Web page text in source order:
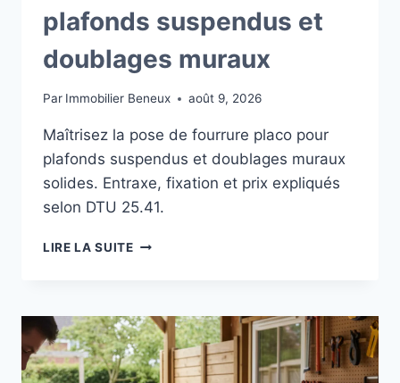
plafonds suspendus et
doublages muraux
Par Immobilier Beneux août 9, 2026
Maîtrisez la pose de fourrure placo pour
plafonds suspendus et doublages muraux
solides. Entraxe, fixation et prix expliqués
selon DTU 25.41.
LIRE LA SUITEPOSE
:
GUIDE
COMPLET
POUR